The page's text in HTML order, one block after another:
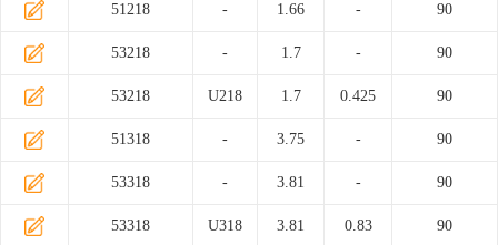
51218 - 1.66 - 90
53218 - 1.7 - 90
53218 U218 1.7 0.425 90
51318 - 3.75 - 90
53318 - 3.81 - 90
53318 U318 3.81 0.83 90